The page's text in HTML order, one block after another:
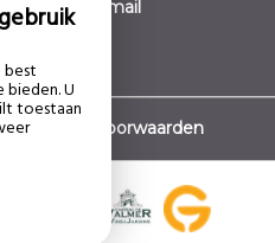
best
U
toestaan
per e-mail
verkoopvoorwaarden